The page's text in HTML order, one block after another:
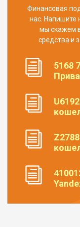
Финансовая
нас. Напишите
мы скажем
средства и
5168